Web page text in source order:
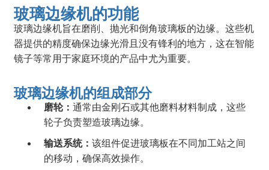
玻璃边缘机的功能
玻璃边缘机旨在磨削、抛光和倒角玻璃板的边缘。这些机
器提供的精度确保边缘光滑且没有锋利的地方，这在智能
镜子等常用于家庭环境的产品中尤为重要。
玻璃边缘机的组成部分
磨轮：通常由金刚石或其他磨料材料制成，这些
轮子负责塑造玻璃边缘。
输送系统：该组件促进玻璃板在不同加工站之间
的移动，确保高效操作。